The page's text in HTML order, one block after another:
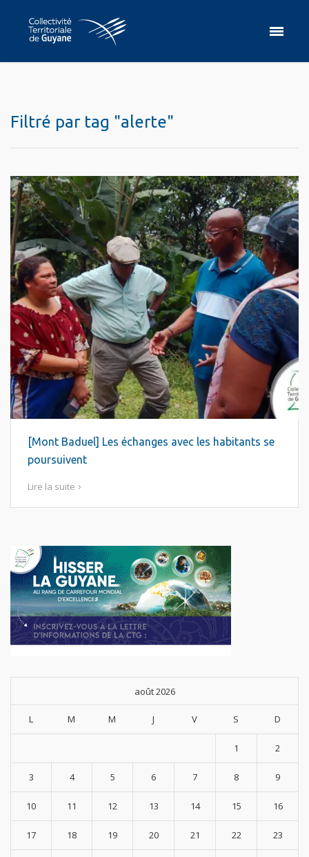
Filtré par tag "alerte"
[Mont Baduel] Les échanges avec les habitants se
poursuivent
Lire la suite
août 2026
L M M J V S D
1 2
3 4 5 6 7 8 9
10 11 12 13 14 15 16
17 18 19 20 21 22 23